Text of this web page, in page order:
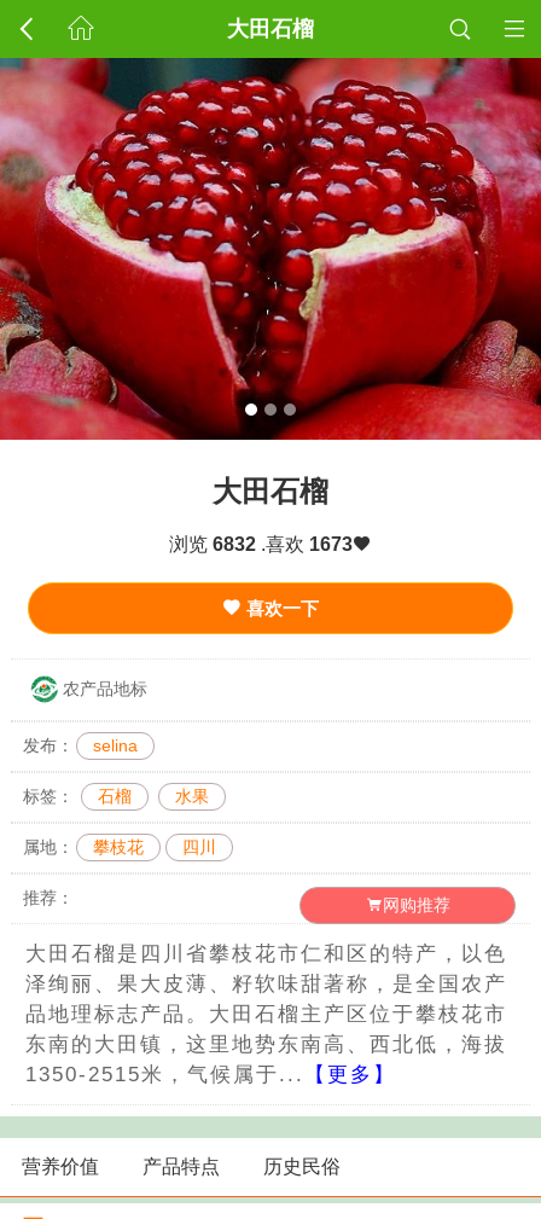
大田石榴
大田石榴
浏览 6832 .喜欢 1673
喜欢一下
农产品地标
发布： selina
标签： 石榴 水果
属地： 攀枝花 四川
推荐： 网购推荐
大田石榴是四川省攀枝花市仁和区的特产，以色
泽绚丽、果大皮薄、籽软味甜著称，是全国农产
品地理标志产品。大田石榴主产区位于攀枝花市
东南的大田镇，这里地势东南高、西北低，海拔
1350-2515米，气候属于...
【更多】
营养价值 产品特点 历史民俗